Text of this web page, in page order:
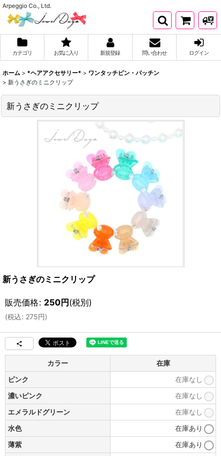
Arpeggio Co., Ltd.
カテゴリ お気に入り 新規登録 問い合わせ ログイン
ホーム > *ヘアアクセサリー* > ワンタッチピン・パッチン
> 新うさぎのミニクリップ
新うさぎのミニクリップ
新うさぎのミニクリップ
販売価格: 250円(税別)
(税込: 275円)
カラー
在庫
ピンク
在庫なし
濃いピンク
在庫なし
エメラルドグリーン
在庫なし
水色
在庫あり
薄紫
在庫あり